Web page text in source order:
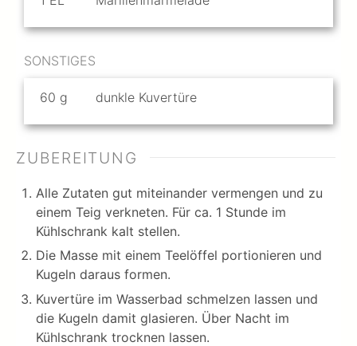
SONSTIGES
60 g dunkle Kuvertüre
ZUBEREITUNG
Alle Zutaten gut miteinander vermengen und zu
einem Teig verkneten. Für ca. 1 Stunde im
Kühlschrank kalt stellen.
Die Masse mit einem Teelöffel portionieren und
Kugeln daraus formen.
Kuvertüre im Wasserbad schmelzen lassen und
die Kugeln damit glasieren. Über Nacht im
Kühlschrank trocknen lassen.